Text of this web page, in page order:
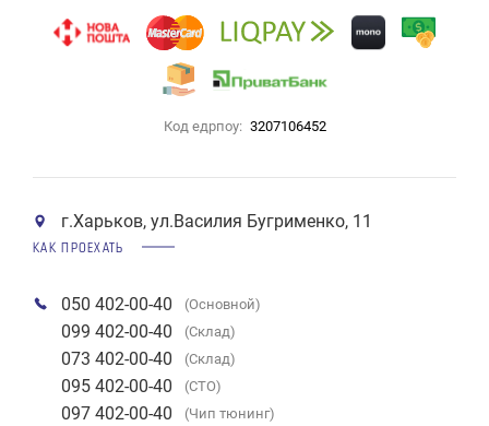
Код едрпоу: 3207106452
г.Харьков, ул.Василия Бугрименко, 11
КАК ПРОЕХАТЬ
050 402-00-40 (Основной)
099 402-00-40 (Склад)
073 402-00-40 (Склад)
095 402-00-40 (СТО)
097 402-00-40 (Чип тюнинг)